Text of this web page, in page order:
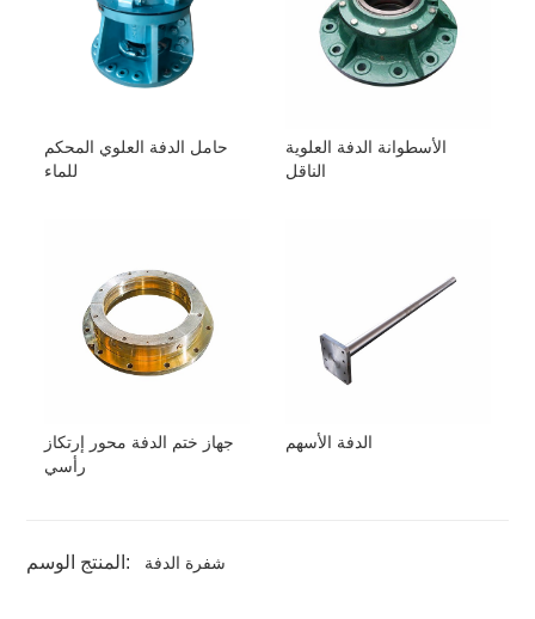
حامل الدفة العلوي المحكم
للماء
الأسطوانة الدفة العلوية
الناقل
جهاز ختم الدفة محور إرتكاز
رأسي
الدفة الأسهم
المنتج الوسم: شفرة الدفة